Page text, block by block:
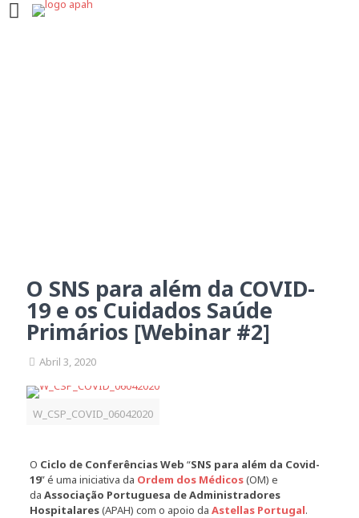
O SNS para além da COVID-
19 e os Cuidados Saúde
Primários [Webinar #2]
Abril 3, 2020
W_CSP_COVID_06042020
O Ciclo de Conferências Web “SNS para além da Covid-
19” é uma iniciativa da Ordem dos Médicos(OM) e
da Associação Portuguesa de Administradores
Hospitalares(APAH) com o apoio da Astellas Portugal.